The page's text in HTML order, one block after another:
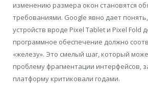
изменению размера окон становятся
требованиями. Google явно дает
устройств вроде Pixel Tablet и Pixel Fold
программное обеспечение должно
«железу». Это смелый шаг, который
проблему фрагментации интерфейсов,
платформу критиковали годами.